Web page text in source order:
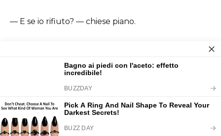
— E se io rifiuto? — chiese piano.
— Per te non sono poi così tanti soldi.
— Per me sono tutti i miei risparmi!
— Dai, esageri, — Kolja provò a sorridere.